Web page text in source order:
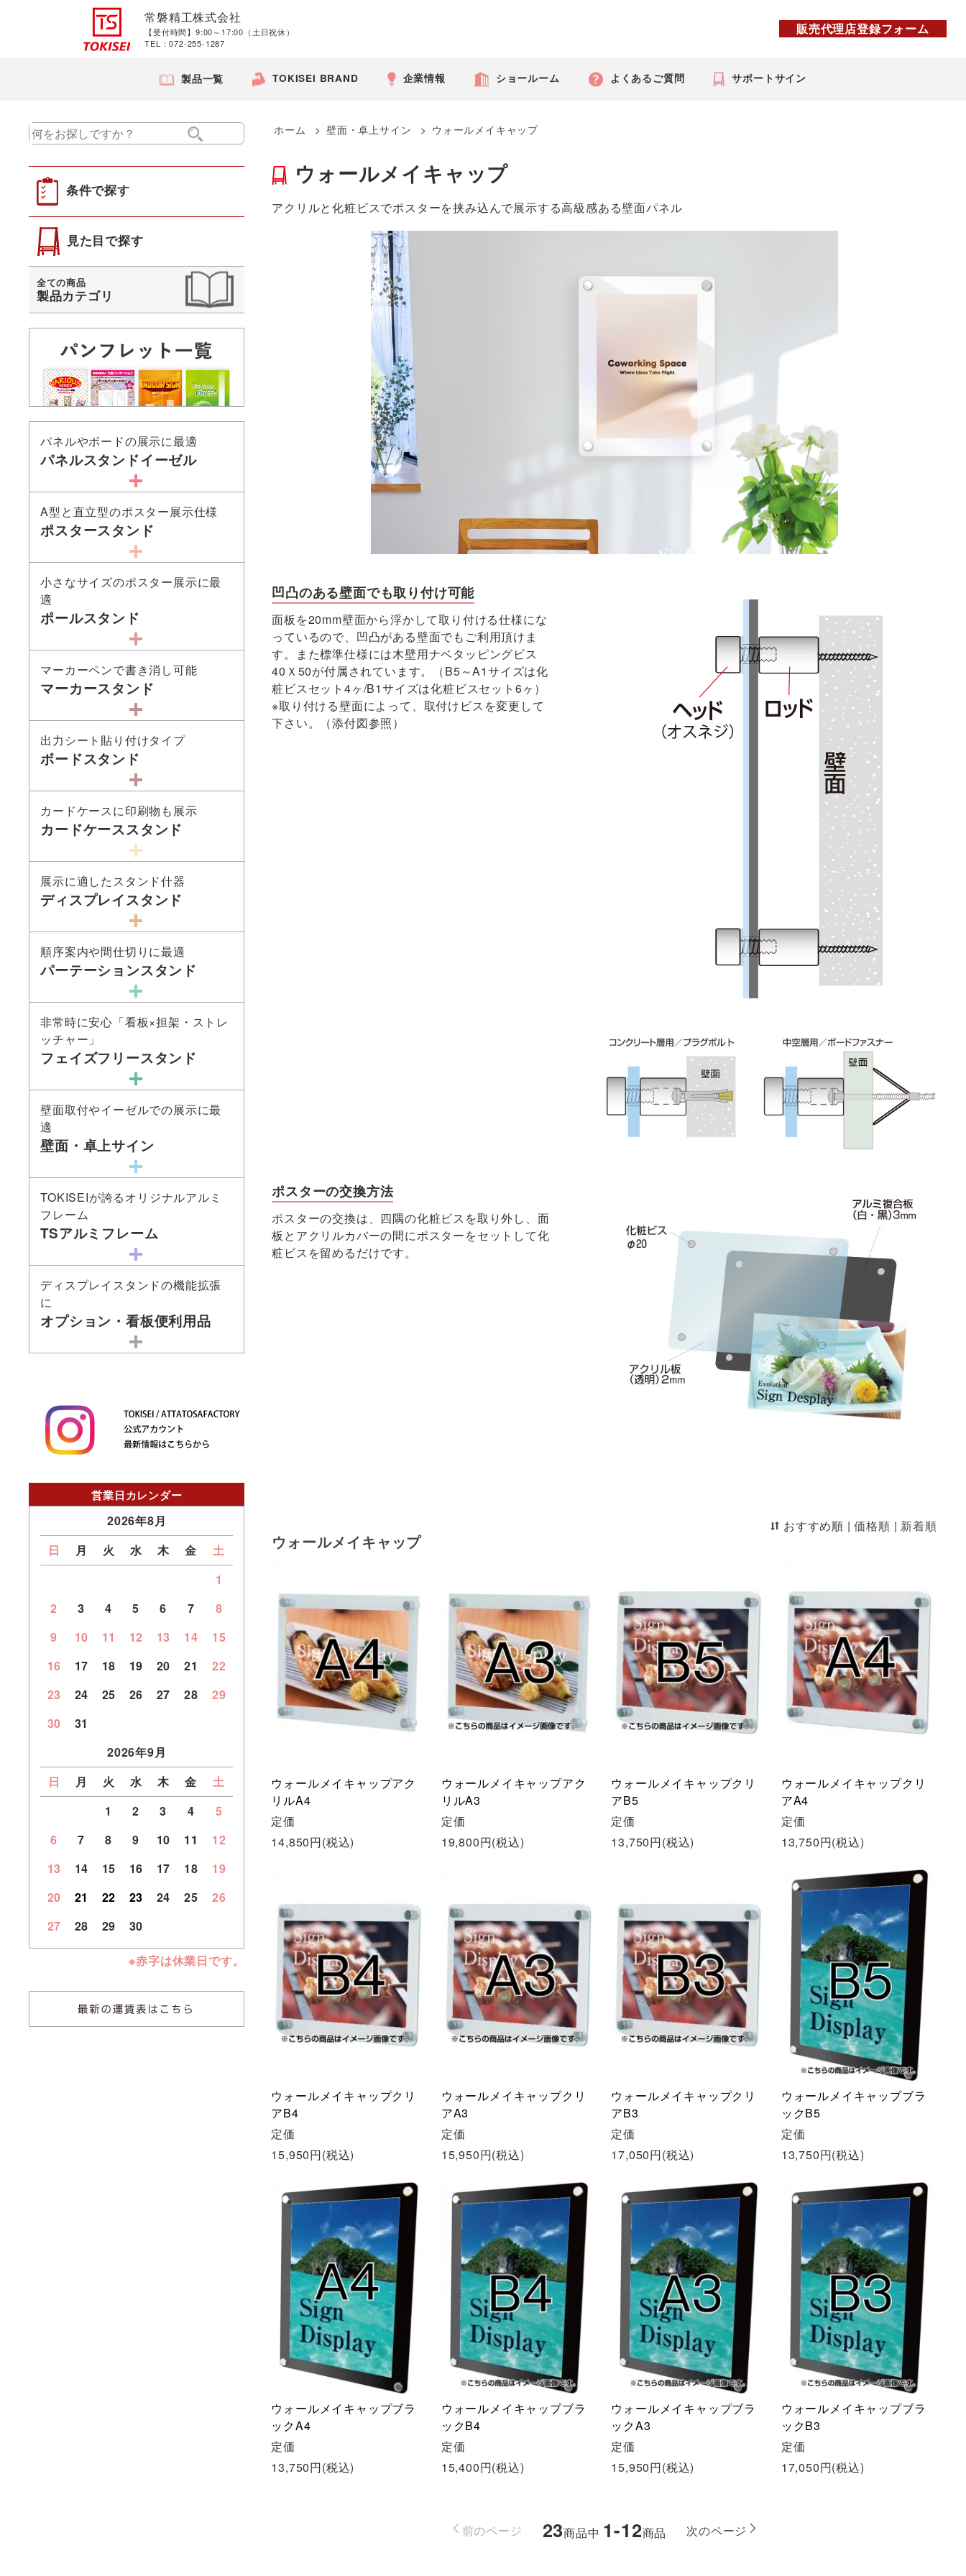
常磐精工株式会社
【受付時間】9:00～17:00（土日祝休）
TEL：072-255-1287
販売代理店登録フォーム
製品一覧 TOKISEI BRAND 企業情報 ショールーム よくあるご質問 サポートサイン
ホーム > 壁面・卓上サイン > ウォールメイキャップ
ウォールメイキャップ
アクリルと化粧ビスでポスターを挟み込んで展示する高級感ある壁面パネル
凹凸のある壁面でも取り付け可能
面板を20mm壁面から浮かして取り付ける仕様にな
っているので、凹凸がある壁面でもご利用頂けま
す。また標準仕様には木壁用ナベタッピングビス
40Ｘ50が付属されています。（B5～A1サイズは化
粧ビスセット4ヶ/B1サイズは化粧ビスセット6ヶ）
※取り付ける壁面によって、取付けビスを変更して
下さい。（添付図参照）
ポスターの交換方法
ポスターの交換は、四隅の化粧ビスを取り外し、面
板とアクリルカバーの間にポスターをセットして化
粧ビスを留めるだけです。
ウォールメイキャップ
おすすめ順 |価格順 | 新着順
ウォールメイキャップアク
リルA4
定価
14,850円(税込)
ウォールメイキャップアク
リルA3
定価
19,800円(税込)
ウォールメイキャップクリ
アB5
定価
13,750円(税込)
ウォールメイキャップクリ
アA4
定価
13,750円(税込)
ウォールメイキャップクリ
アB4
定価
15,950円(税込)
ウォールメイキャップクリ
アA3
定価
15,950円(税込)
ウォールメイキャップクリ
アB3
定価
17,050円(税込)
ウォールメイキャップブラ
ックB5
定価
13,750円(税込)
ウォールメイキャップブラ
ックA4
定価
13,750円(税込)
ウォールメイキャップブラ
ックB4
定価
15,400円(税込)
ウォールメイキャップブラ
ックA3
定価
15,950円(税込)
ウォールメイキャップブラ
ックB3
定価
17,050円(税込)
前のページ 23商品中 1-12商品 次のページ
条件で探す
見た目で探す
全ての商品
製品カテゴリ
パネルやボードの展示に最適
パネルスタンドイーゼル
A型と直立型のポスター展示仕様
ポスタースタンド
小さなサイズのポスター展示に最
適
ポールスタンド
マーカーペンで書き消し可能
マーカースタンド
出力シート貼り付けタイプ
ボードスタンド
カードケースに印刷物も展示
カードケーススタンド
展示に適したスタンド什器
ディスプレイスタンド
順序案内や間仕切りに最適
パーテーションスタンド
非常時に安心「看板×担架・ストレ
ッチャー」
フェイズフリースタンド
壁面取付やイーゼルでの展示に最
適
壁面・卓上サイン
TOKISEIが誇るオリジナルアルミ
フレーム
TSアルミフレーム
ディスプレイスタンドの機能拡張
に
オプション・看板便利用品
営業日カレンダー
2026年8月
日
月 火 水 木 金
土
1
2
3 4 5 6 7
8
9
10 11 12 13 14
15
16
17 18 19 20 21
22
23
24 25 26 27 28
29
30
31
2026年9月
日
月 火 水 木 金
土
1
2 3 4
5
6
7 8 9 10 11
12
13
14 15 16 17 18
19
20
21 22 23 24 25
26
27
28 29 30
※赤字は休業日です。